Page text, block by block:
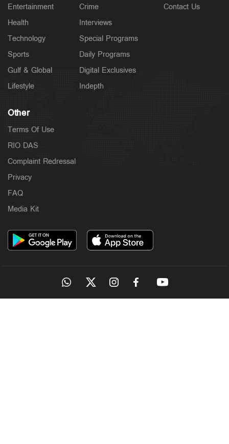
Entertainment
Health
Technology
Sports
Gulf & Global
Lifestyle
Crime
Interviews
Special Programs
Daily Programs
Digital Exclusives
Indepth
Contact Us
Other
Terms Of Use
RIO DAS
Complaint Redressal
Privacy
FAQ
Media Kit